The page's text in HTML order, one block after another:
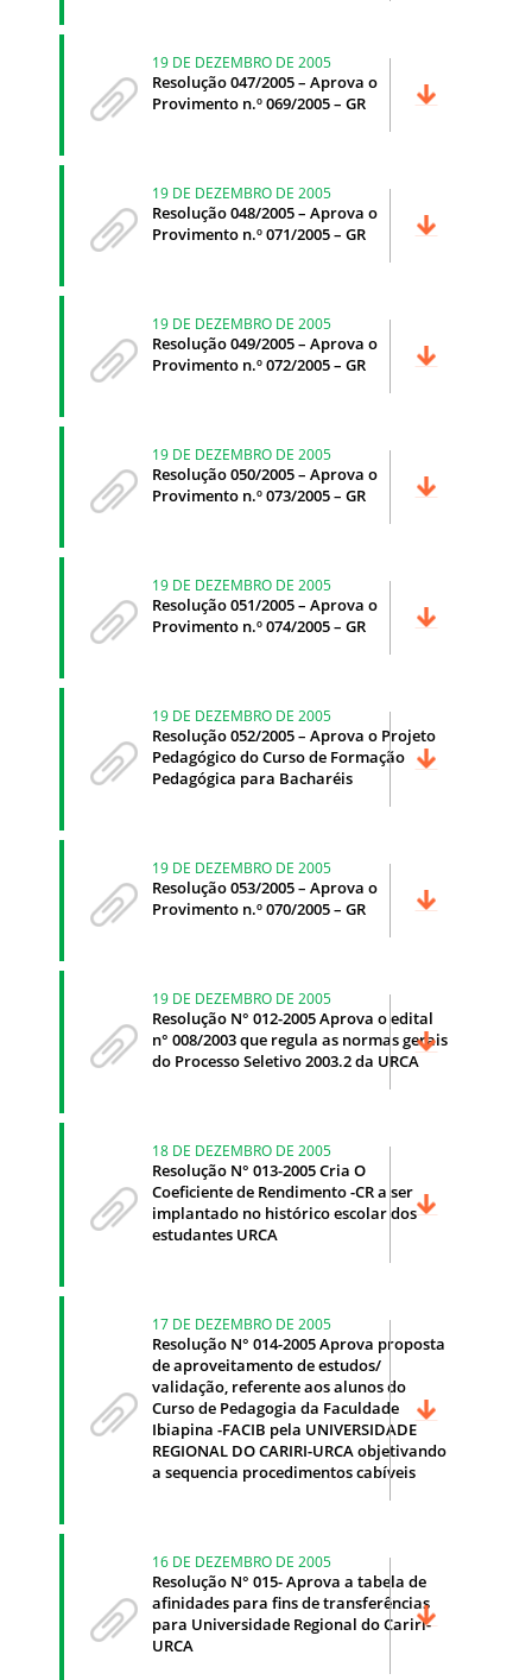
19 DE DEZEMBRO DE 2005
Resolução 047/2005 – Aprova o
Provimento n.º 069/2005 – GR
19 DE DEZEMBRO DE 2005
Resolução 048/2005 – Aprova o
Provimento n.º 071/2005 – GR
19 DE DEZEMBRO DE 2005
Resolução 049/2005 – Aprova o
Provimento n.º 072/2005 – GR
19 DE DEZEMBRO DE 2005
Resolução 050/2005 – Aprova o
Provimento n.º 073/2005 – GR
19 DE DEZEMBRO DE 2005
Resolução 051/2005 – Aprova o
Provimento n.º 074/2005 – GR
19 DE DEZEMBRO DE 2005
Resolução 052/2005 – Aprova o Projeto
Pedagógico do Curso de Formação
Pedagógica para Bacharéis
19 DE DEZEMBRO DE 2005
Resolução 053/2005 – Aprova o
Provimento n.º 070/2005 – GR
19 DE DEZEMBRO DE 2005
Resolução N° 012-2005 Aprova o edital
n° 008/2003 que regula as normas gerais
do Processo Seletivo 2003.2 da URCA
18 DE DEZEMBRO DE 2005
Resolução N° 013-2005 Cria O
Coeficiente de Rendimento -CR a ser
implantado no histórico escolar dos
estudantes URCA
17 DE DEZEMBRO DE 2005
Resolução N° 014-2005 Aprova proposta
de aproveitamento de estudos/
validação, referente aos alunos do
Curso de Pedagogia da Faculdade
Ibiapina -FACIB pela UNIVERSIDADE
REGIONAL DO CARIRI-URCA objetivando
a sequencia procedimentos cabíveis
16 DE DEZEMBRO DE 2005
Resolução N° 015- Aprova a tabela de
afinidades para fins de transferências
para Universidade Regional do Cariri-
URCA